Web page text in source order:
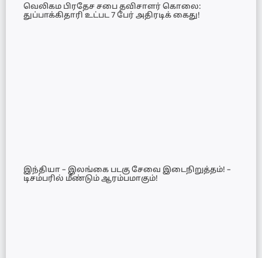
வெலிகம பிரதேச சபை தவிசாளர் கொலை:
துப்பாக்கிதாரி உட்பட 7 பேர் அதிரடிக் கைது!
இந்தியா – இலங்கை படகு சேவை இடைநிறுத்தம்! –
டிசம்பரில் மீண்டும் ஆரம்பமாகும்!